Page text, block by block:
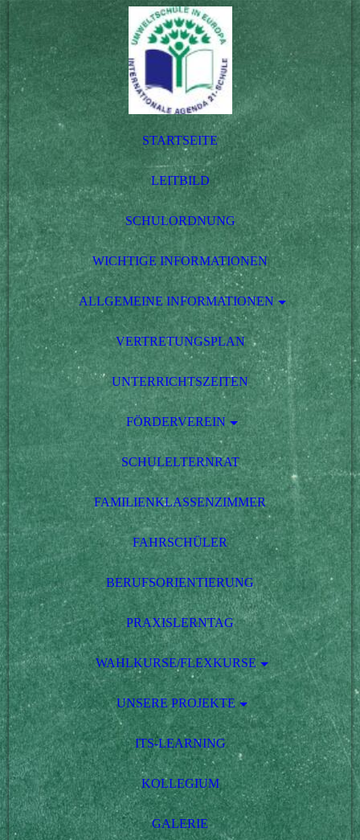
STARTSEITE
LEITBILD
SCHULORDNUNG
WICHTIGE INFORMATIONEN
ALLGEMEINE INFORMATIONEN
VERTRETUNGSPLAN
UNTERRICHTSZEITEN
FÖRDERVEREIN
SCHULELTERNRAT
FAMILIENKLASSENZIMMER
FAHRSCHÜLER
BERUFSORIENTIERUNG
PRAXISLERNTAG
WAHLKURSE/FLEXKURSE
UNSERE PROJEKTE
ITS-LEARNING
KOLLEGIUM
GALERIE